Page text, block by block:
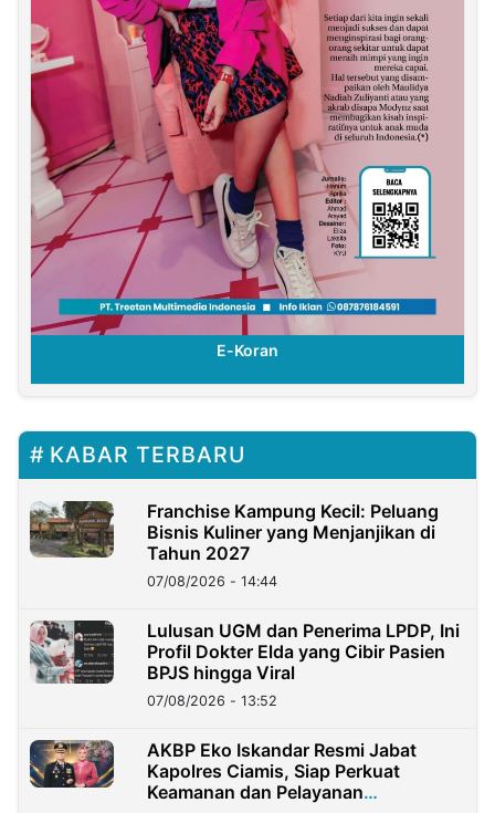
E-Koran
KABAR TERBARU
Franchise Kampung Kecil: Peluang
Bisnis Kuliner yang Menjanjikan di
Tahun 2027
07/08/2026 - 14:44
Lulusan UGM dan Penerima LPDP, Ini
Profil Dokter Elda yang Cibir Pasien
BPJS hingga Viral
07/08/2026 - 13:52
AKBP Eko Iskandar Resmi Jabat
Kapolres Ciamis, Siap Perkuat
Keamanan dan Pelayanan